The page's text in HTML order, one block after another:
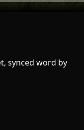
synced word by